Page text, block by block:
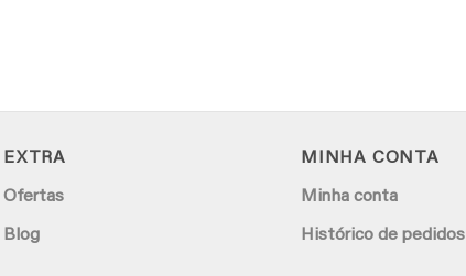
EXTRA
Ofertas
Blog
MINHA CONTA
Minha conta
Histórico de pedidos